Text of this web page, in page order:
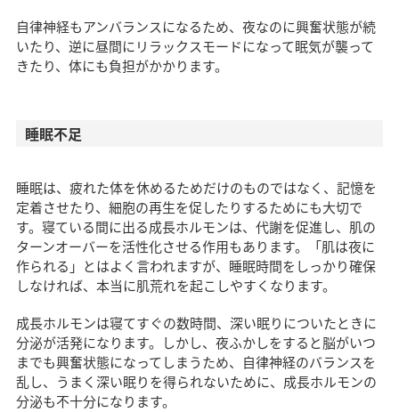
自律神経もアンバランスになるため、夜なのに興奮状態が続
いたり、逆に昼間にリラックスモードになって眠気が襲って
きたり、体にも負担がかかります。
睡眠不足
睡眠は、疲れた体を休めるためだけのものではなく、記憶を
定着させたり、細胞の再生を促したりするためにも大切で
す。寝ている間に出る成長ホルモンは、代謝を促進し、肌の
ターンオーバーを活性化させる作用もあります。「肌は夜に
作られる」とはよく言われますが、睡眠時間をしっかり確保
しなければ、本当に肌荒れを起こしやすくなります。
成長ホルモンは寝てすぐの数時間、深い眠りについたときに
分泌が活発になります。しかし、夜ふかしをすると脳がいつ
までも興奮状態になってしまうため、自律神経のバランスを
乱し、うまく深い眠りを得られないために、成長ホルモンの
分泌も不十分になります。